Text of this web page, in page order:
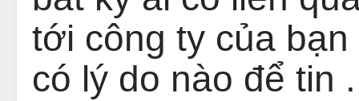
tới công ty của bạn
có lý do nào để tin